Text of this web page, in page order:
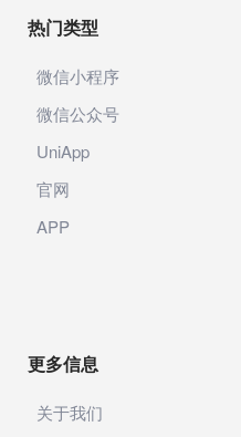
热门类型
微信小程序
微信公众号
UniApp
官网
APP
更多信息
关于我们